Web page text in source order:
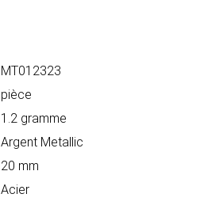
MT012323
pièce
1.2 gramme
Argent Metallic
20 mm
Acier